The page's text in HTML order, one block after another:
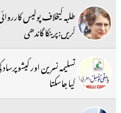
طلبہ کیخلاف پولیس
کریں:پرینکا گاندھی
تسلیمہ نسرین اور
کیا جاسکتا